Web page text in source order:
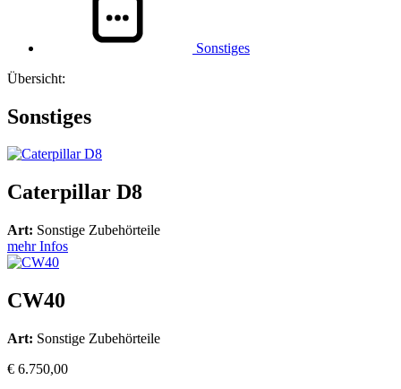
Sonstiges
Übersicht:
Sonstiges
Caterpillar D8
Art: Sonstige Zubehörteile
mehr Infos
CW40
Art: Sonstige Zubehörteile
€ 6.750,00